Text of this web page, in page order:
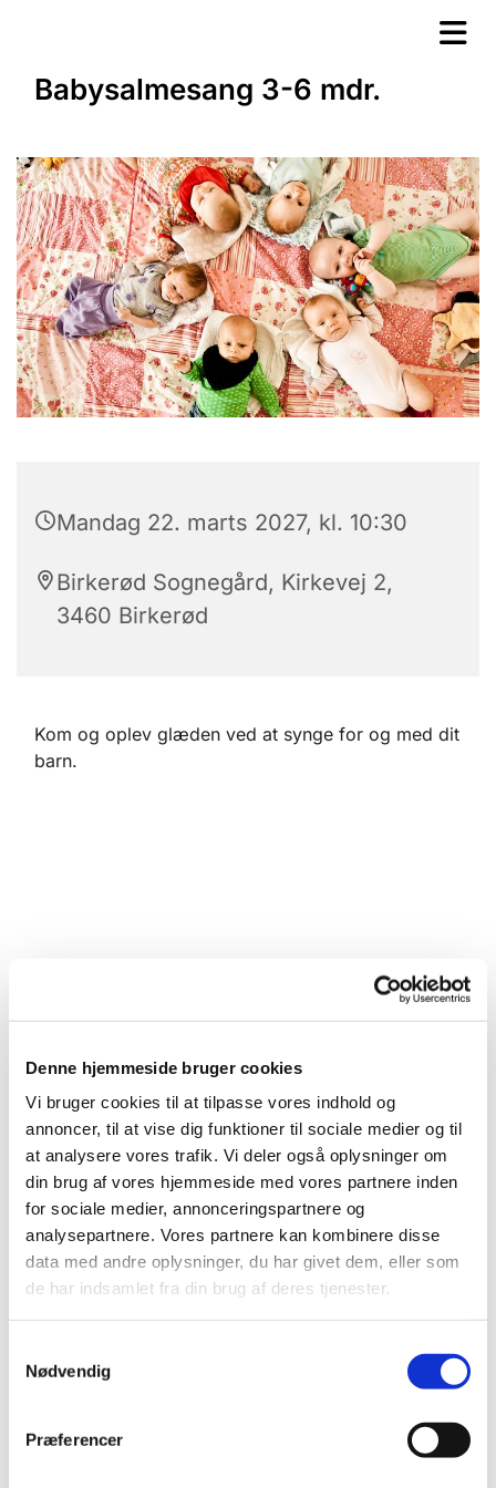
Denne hjemmeside bruger cookies
Vi bruger cookies til at tilpasse vores indhold og
annoncer, til at vise dig funktioner til sociale medier og til
at analysere vores trafik. Vi deler også oplysninger om
din brug af vores hjemmeside med vores partnere inden
for sociale medier, annonceringspartnere og
analysepartnere. Vores partnere kan kombinere disse
data med andre oplysninger, du har givet dem, eller som
de har indsamlet fra din brug af deres tjenester.
Nødvendig
Præferencer
Babysalmesang 3-6 mdr.
Mandag 22. marts 2027, kl. 10:30
Birkerød Sognegård, Kirkevej 2,
3460 Birkerød
Kom og oplev glæden ved at synge for og med dit
barn.
Du vil måske også kunne
lide...